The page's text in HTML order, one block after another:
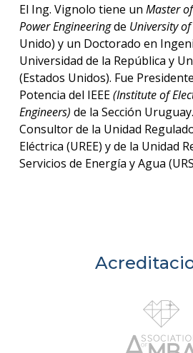
El Ing. Vignolo tiene un Master
Power Engineeringde University
Unido) y un Doctorado en
Universidad de la República y
(Estados Unidos). Fue
Potencia del IEEE(Institute of
Engineers) de la Sección
Consultor de la Unidad
Eléctrica (UREE) y de la Unidad
Servicios de Energía y Agua